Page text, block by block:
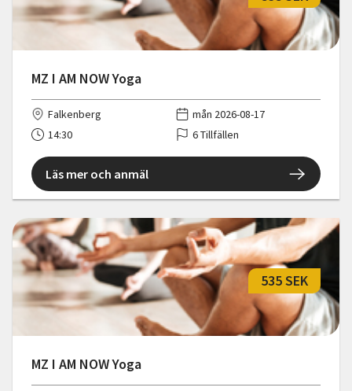
MZ I AM NOW Yoga
Falkenberg
mån 2026-08-17
14:30
6 Tillfällen
Läs mer och anmäl
MZ I AM NOW Yoga
535 SEK